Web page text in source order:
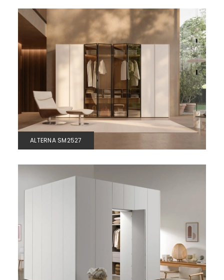
ALTERNA SM2527